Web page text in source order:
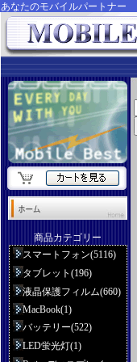
あなたのモバイルパートナー
商品カテゴリー
スマートフォン(5116)
タブレット(196)
液晶保護フィルム(660)
MacBook(1)
バッテリー(522)
LED蛍光灯(1)